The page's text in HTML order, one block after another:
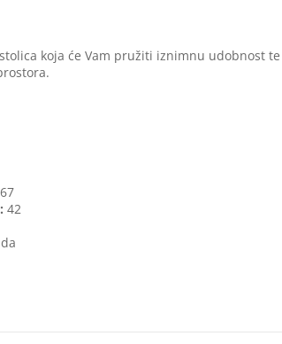
koja će Vam pružiti iznimnu udobnost
67
42
da